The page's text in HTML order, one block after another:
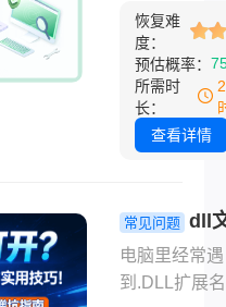
旦缺失，轻
崩溃，重则
常。那么电
失应该怎么
呢？今天，
享最全面、
系统正常运
免数据丢失
源，常导致
法启动、游
或系统功能
面对这类问
多用户的第
具有没有免
呢？本文将
统梳理7款真
的DLL修复
恢复难
度：
预估概率：
所需时
长：
查看详情
常见问题 dll
么打开？
最全指南：
电脑里经常遇
到.DLL扩展